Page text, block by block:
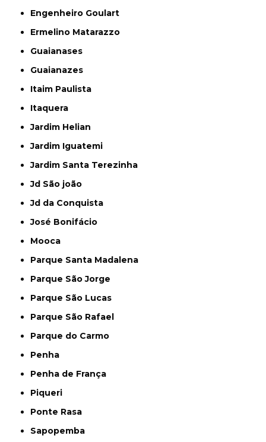
Engenheiro Goulart
Ermelino Matarazzo
Guaianases
Guaianazes
Itaim Paulista
Itaquera
Jardim Helian
Jardim Iguatemi
Jardim Santa Terezinha
Jd São joão
Jd da Conquista
José Bonifácio
Mooca
Parque Santa Madalena
Parque São Jorge
Parque São Lucas
Parque São Rafael
Parque do Carmo
Penha
Penha de França
Piqueri
Ponte Rasa
Sapopemba